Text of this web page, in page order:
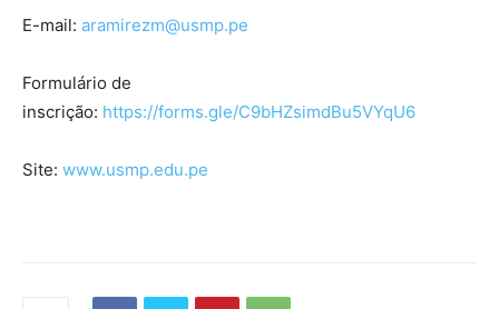
E-mail: aramirezm@usmp.pe
Formulário de
inscrição: https://forms.gle/C9bHZsimdBu5VYqU6
Site: www.usmp.edu.pe